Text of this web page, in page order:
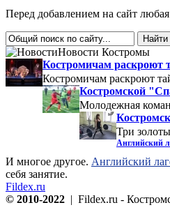
Перед добавлением на сайт
Новости Костромы
Костромичам раскроют
Костромичам раскроют
Костромской
Молодежная
Три
Английский
И многое другое. Английский
себя занятие.
Fildex.ru
© 2010-2022 | Fildex.ru -